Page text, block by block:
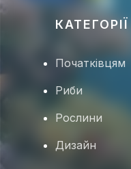
КАТЕГОРІЇ
Початківцям
Риби
Рослини
Дизайн